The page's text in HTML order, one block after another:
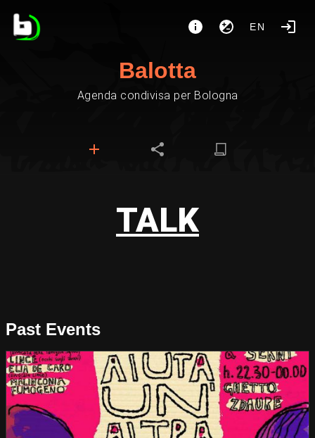
EN
Balotta
Agenda condivisa per Bologna
TALK
Past Events